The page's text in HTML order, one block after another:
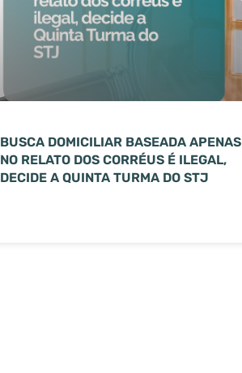
BUSCA DOMICILIAR BASEADA APENAS
NO RELATO DOS CORRÉUS É ILEGAL,
DECIDE A QUINTA TURMA DO STJ